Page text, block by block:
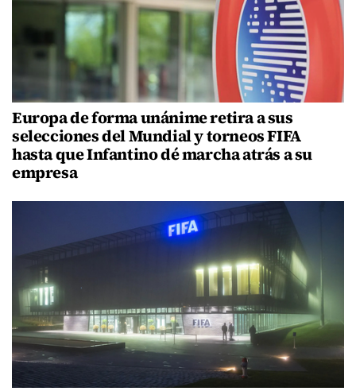
Europa de forma unánime retira a sus
selecciones del Mundial y torneos FIFA
hasta que Infantino dé marcha atrás a su
empresa